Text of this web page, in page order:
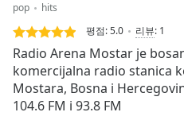
Loaded:
0.00%
Stream
TypeLIVE
Seek to
currently
pop
hits
평점:5.0 리뷰: 1
Radio Arena Mostar je
komercijalna radio stanica
Mostara, Bosna i
104.6 FM i 93.8 FM